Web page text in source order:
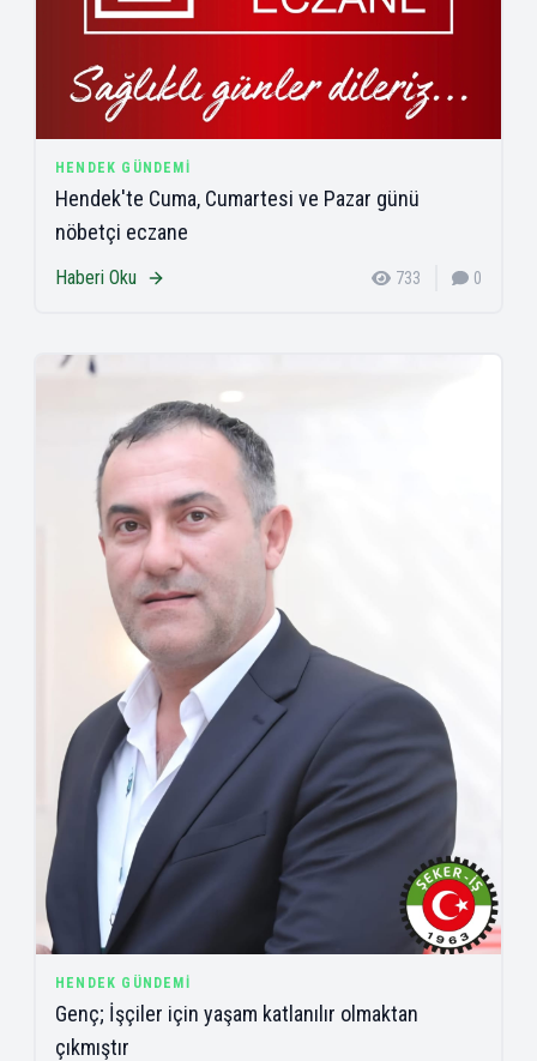
HENDEK GÜNDEMI
Hendek'te Cuma, Cumartesi ve Pazar günü
nöbetçi eczane
Haberi Oku 733 0
HENDEK GÜNDEMI
Genç; İşçiler için yaşam katlanılır olmaktan
çıkmıştır